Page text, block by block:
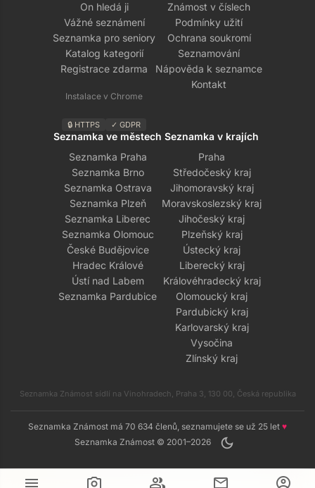
menu camera_alt group mail account_circle
On hledá ji
Vážné seznámení
Seznamka pro seniory
Katalog kategorií
Registrace zdarma
Instalace v Chrome
🔒 HTTPS ✓ GDPR
Známost v číslech
Podmínky užití
Ochrana soukromí
Seznamování
Nápověda k seznamce
Kontakt
Seznamka ve městech
Seznamka Praha
Seznamka Brno
Seznamka Ostrava
Seznamka Plzeň
Seznamka Liberec
Seznamka Olomouc
České Budějovice
Hradec Králové
Ústí nad Labem
Seznamka Pardubice
Seznamka v krajích
Praha
Středočeský kraj
Jihomoravský kraj
Moravskoslezský kraj
Jihočeský kraj
Plzeňský kraj
Ústecký kraj
Liberecký kraj
Královéhradecký kraj
Olomoucký kraj
Pardubický kraj
Karlovarský kraj
Vysočina
Zlínský kraj
Seznamka Známost sídlí na Vinohradech, Praha 3, 130 00, Česká republika
Seznamka Známost má 70 634 členů, seznamujete se už 25 let ♥
Seznamka Známost © 2001–2026
dark_mode